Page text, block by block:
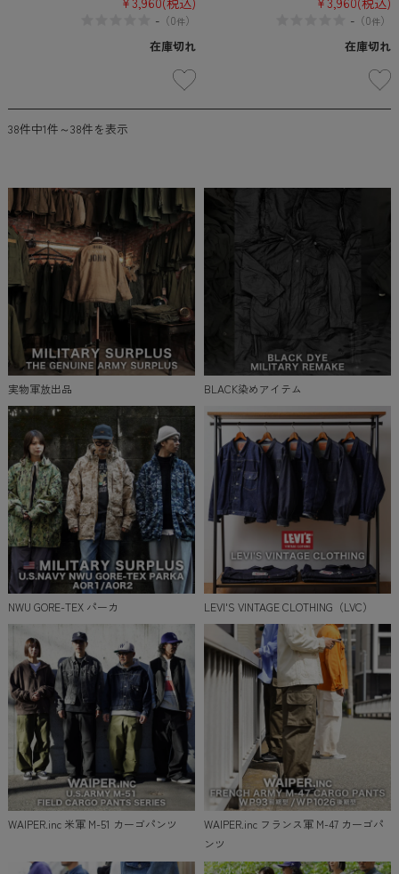
-（0件）
在庫切れ
- （0件）
在庫切れ
38件中1件～38件を表示
実物軍放出品 BLACK染めアイテム
NWU GORE-TEX パーカ LEVI'S VINTAGE CLOTHING（LVC）
WAIPER.inc 米軍 M-51 カーゴパンツ
WAIPER.inc フランス軍 M-47 カーゴパ
ンツ